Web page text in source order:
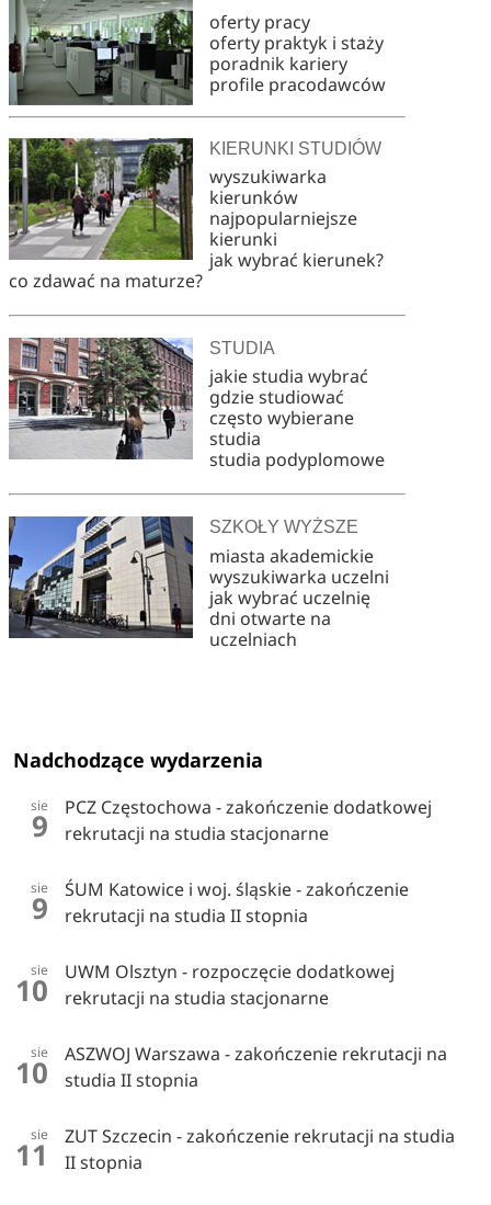
oferty pracy
oferty praktyk i staży
poradnik kariery
profile pracodawców
KIERUNKI STUDIÓW
wyszukiwarka
kierunków
najpopularniejsze
kierunki
jak wybrać kierunek?
co zdawać na maturze?
STUDIA
jakie studia wybrać
gdzie studiować
często wybierane
studia
studia podyplomowe
SZKOŁY WYŻSZE
miasta akademickie
wyszukiwarka uczelni
jak wybrać uczelnię
dni otwarte na
uczelniach
Nadchodzące wydarzenia
sie
9
PCZ Częstochowa - zakończenie dodatkowej
rekrutacji na studia stacjonarne
sie
9
ŚUM Katowice i woj. śląskie - zakończenie
rekrutacji na studia II stopnia
sie
10
UWM Olsztyn - rozpoczęcie dodatkowej
rekrutacji na studia stacjonarne
sie
10
ASZWOJ Warszawa - zakończenie rekrutacji na
studia II stopnia
sie
11
ZUT Szczecin - zakończenie rekrutacji na studia
II stopnia